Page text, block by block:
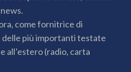
come fornitrice di
più importanti testate
all’estero (radio, carta